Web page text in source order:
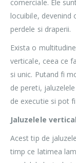
comerciale. Ele
locuibile, devenind
perdele si draperii.
Exista o
verticale, ceea ce
si unic. Putand fi
de pereti,
de executie si pot
Jaluzelele
Acest tip de
timp ce latimea